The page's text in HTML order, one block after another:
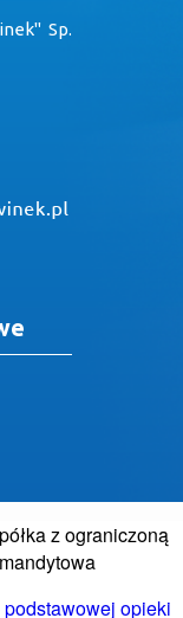
Sp.
z ograniczoną
podstawowej opieki